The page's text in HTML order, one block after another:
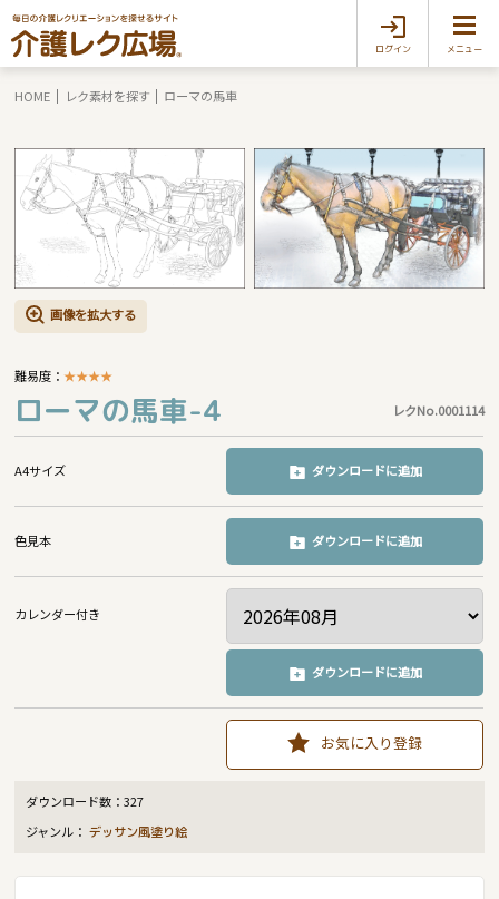
ログイン メニュー
HOME レク素材を探す ローマの馬車
画像を拡大する
難易度：★★★★
ローマの馬車-4 レクNo.0001114
A4サイズ ダウンロードに追加
色見本 ダウンロードに追加
カレンダー付き
ダウンロードに追加
お気に入り登録
ダウンロード数：327
ジャンル：デッサン風塗り絵